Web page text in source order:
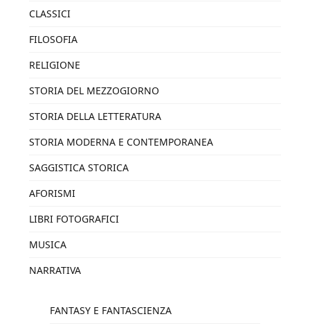
CLASSICI
FILOSOFIA
RELIGIONE
STORIA DEL MEZZOGIORNO
STORIA DELLA LETTERATURA
STORIA MODERNA E CONTEMPORANEA
SAGGISTICA STORICA
AFORISMI
LIBRI FOTOGRAFICI
MUSICA
NARRATIVA
FANTASY E FANTASCIENZA